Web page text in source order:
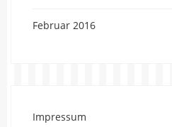
Februar 2016
Impressum